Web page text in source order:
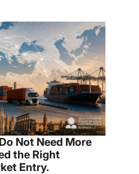
Not Need More
the Right
Entry.